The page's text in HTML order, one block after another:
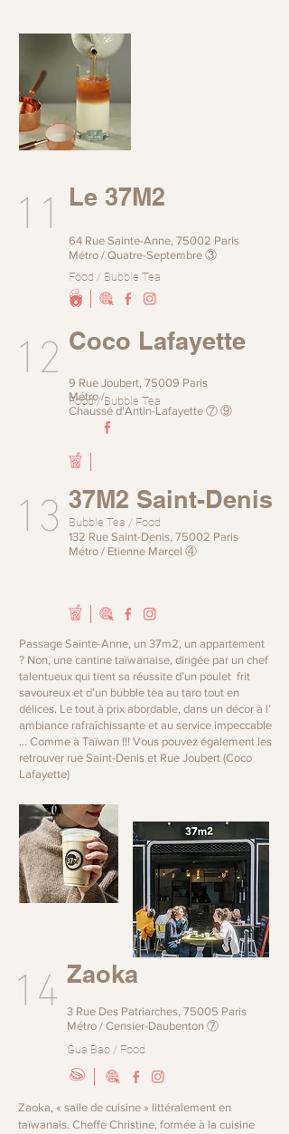
Food / Bubble Tea
Bubble Tea / Food
Passage Sainte-Anne, un 37m2, un appartement
? Non, une cantine taïwanaise, dirigée par un chef
talentueux qui tient sa réussite d’un poulet frit
savoureux et d’un bubble tea au taro tout en
délices. Le tout à prix abordable, dans un décor à l’
ambiance rafraîchissante et au service impeccable
… Comme à Taïwan !!! Vous pouvez également les
retrouver rue Saint-Denis et Rue Joubert (Coco
Lafayette)
Food / Bubble Tea
11 Le 37M2
64 Rue Sainte-Anne, 75002 Paris
Métro / Quatre-Septembre ③
12 Coco Lafayette
9 Rue Joubert, 75009 Paris
Métro/
Chaussé d'Antin-Lafayette ⑦ ⑨
13 37M2 Saint-Denis
132 Rue Saint-Denis, 75002 Paris
Métro / Etienne Marcel ④
3 Rue Des Patriarches, 75005 Paris
Métro / Censier-Daubenton ⑦
Zaoka
14
Gua Bao / Food
Zaoka, « salle de cuisine » littéralement en
taïwanais. Cheffe Christine, formée à la cuisine